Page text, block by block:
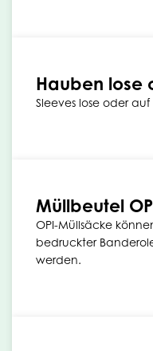
Hauben lose
Sleeves lose oder
Müllbeutel
OPI-Müllsäcke
bedruckter
werden.